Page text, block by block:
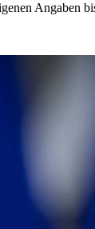
Angaben